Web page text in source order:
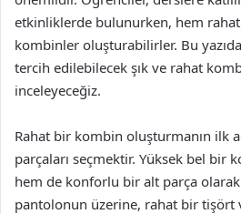
etkinliklerde bulunurken, hem
kombinler oluşturabilirler. Bu
tercih edilebilecek şık ve rahat
inceleyeceğiz.
Rahat bir kombin oluşturmanın ilk
parçaları seçmektir. Yüksek bel bir
hem de konforlu bir alt parça
pantolonun üzerine, rahat bir tişört